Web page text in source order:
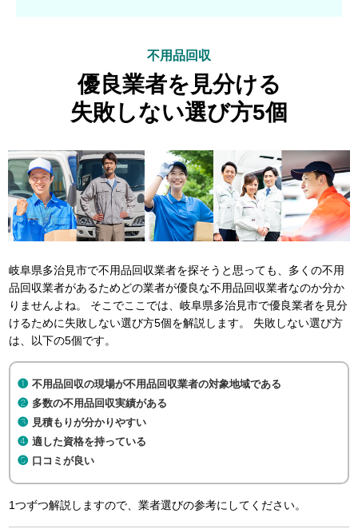
不用品回収
優良業者を見分ける
失敗しない選び方5個
岐阜県多治見市で不用品回収業者を探そうと思っても、多くの不用
品回収業者があるためどの業者が優良な不用品回収業者なのか分か
りませんよね。 そこでここでは、岐阜県多治見市で優良業者を見分
けるために失敗しない選び方5個を解説します。 失敗しない選び方
は、以下の5個です。
不用品回収の現場が不用品回収業者の対象地域である
多数の不用品回収実績がある
見積もりが分かりやすい
適した資格を持っている
口コミが良い
1つずつ解説しますので、業者選びの参考にしてください。